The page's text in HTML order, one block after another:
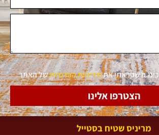
שקראתי אתמדיניות הפרטיותשל האתר
הצטרפו אלינו
מריניס שטיח בסטייל